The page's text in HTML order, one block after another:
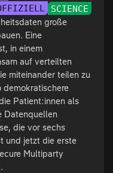
SCIENCE
große
Eine
in einem
auf verteilten
miteinander teilen zu
demokratischere
Patient:innen als
Datenquellen
die vor sechs
und jetzt die erste
Multiparty